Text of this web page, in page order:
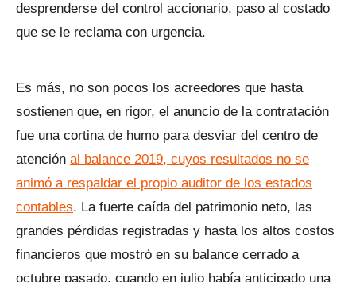
desprenderse del control accionario, paso al costado
que se le reclama con urgencia.
Es más, no son pocos los acreedores que hasta
sostienen que, en rigor, el anuncio de la contratación
fue una cortina de humo para desviar del centro de
atención al balance 2019, cuyos resultados no se
animó a respaldar el propio auditor de los estados
contables. La fuerte caída del patrimonio neto, las
grandes pérdidas registradas y hasta los altos costos
financieros que mostró en su balance cerrado a
octubre pasado, cuando en julio había anticipado una